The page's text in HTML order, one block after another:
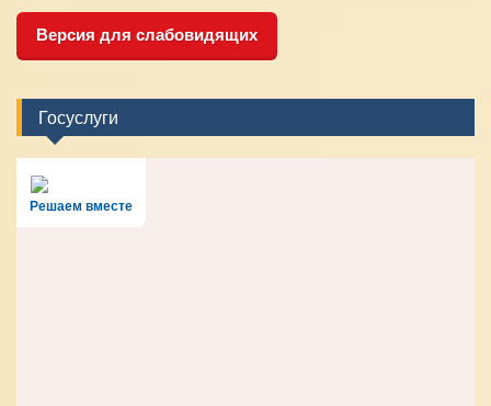
Версия для слабовидящих
Госуслуги
Решаем вместе